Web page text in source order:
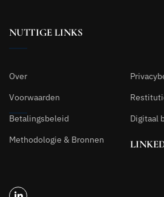
NUTTIGE LINKS
Over
Voorwaarden
Betalingsbeleid
Digitaal
Methodologie & Bronnen